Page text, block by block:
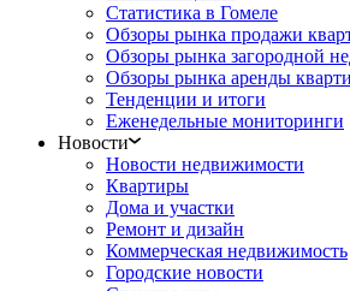
Статистика в Гомеле
Обзоры рынка продажи
Обзоры рынка загородной
Обзоры рынка аренды
Тенденции и итоги
Еженедельные мониторинги
Новости
Новости недвижимости
Квартиры
Дома и участки
Ремонт и дизайн
Коммерческая недвижимость
Городские новости